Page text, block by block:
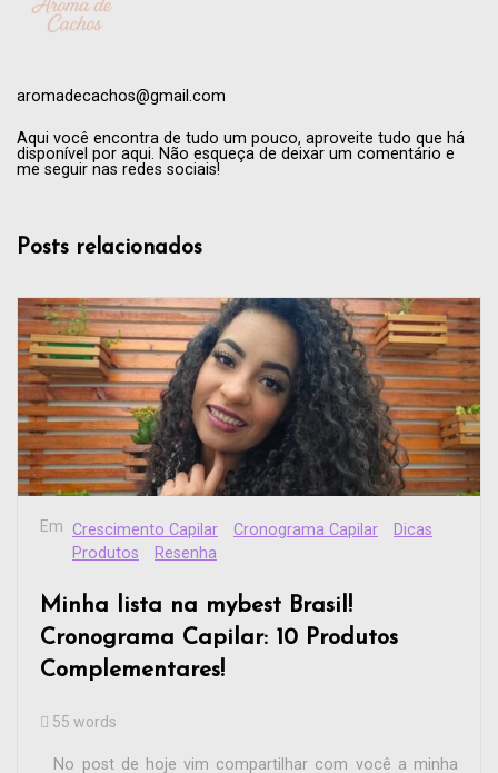
aromadecachos@gmail.com
Aqui você encontra de tudo um pouco, aproveite tudo que há
disponível por aqui. Não esqueça de deixar um comentário e
me seguir nas redes sociais!
Posts relacionados
Em Crescimento Capilar Cronograma Capilar
Dicas
Produtos
Resenha
Minha lista na mybest Brasil!
Cronograma Capilar: 10 Produtos
Complementares!
55 words
No post de hoje vim compartilhar com você a minha